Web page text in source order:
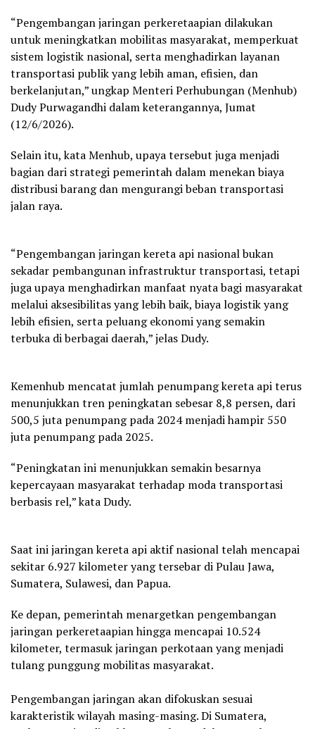
“Pengembangan jaringan perkeretaapian dilakukan
untuk meningkatkan mobilitas masyarakat, memperkuat
sistem logistik nasional, serta menghadirkan layanan
transportasi publik yang lebih aman, efisien, dan
berkelanjutan,” ungkap Menteri Perhubungan (Menhub)
Dudy Purwagandhi dalam keterangannya, Jumat
(12/6/2026).
Selain itu, kata Menhub, upaya tersebut juga menjadi
bagian dari strategi pemerintah dalam menekan biaya
distribusi barang dan mengurangi beban transportasi
jalan raya.
“Pengembangan jaringan kereta api nasional bukan
sekadar pembangunan infrastruktur transportasi, tetapi
juga upaya menghadirkan manfaat nyata bagi masyarakat
melalui aksesibilitas yang lebih baik, biaya logistik yang
lebih efisien, serta peluang ekonomi yang semakin
terbuka di berbagai daerah,” jelas Dudy.
Kemenhub mencatat jumlah penumpang kereta api terus
menunjukkan tren peningkatan sebesar 8,8 persen, dari
500,5 juta penumpang pada 2024 menjadi hampir 550
juta penumpang pada 2025.
“Peningkatan ini menunjukkan semakin besarnya
kepercayaan masyarakat terhadap moda transportasi
berbasis rel,” kata Dudy.
Saat ini jaringan kereta api aktif nasional telah mencapai
sekitar 6.927 kilometer yang tersebar di Pulau Jawa,
Sumatera, Sulawesi, dan Papua.
Ke depan, pemerintah menargetkan pengembangan
jaringan perkeretaapian hingga mencapai 10.524
kilometer, termasuk jaringan perkotaan yang menjadi
tulang punggung mobilitas masyarakat.
Pengembangan jaringan akan difokuskan sesuai
karakteristik wilayah masing-masing. Di Sumatera,